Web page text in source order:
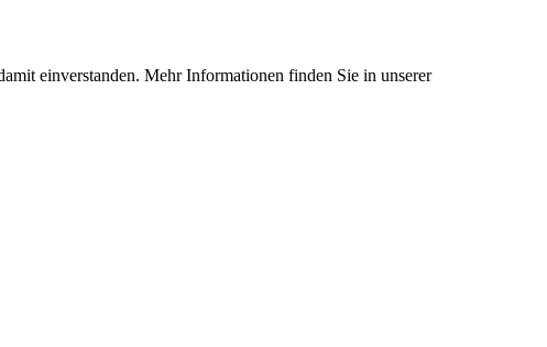
einverstanden. Mehr Informationen finden Sie in unserer